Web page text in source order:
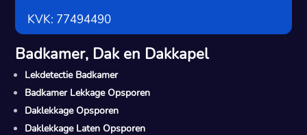
KVK: 77494490
Badkamer, Dak en Dakkapel
Lekdetectie Badkamer
Badkamer Lekkage Opsporen
Daklekkage Opsporen
Daklekkage Laten Opsporen